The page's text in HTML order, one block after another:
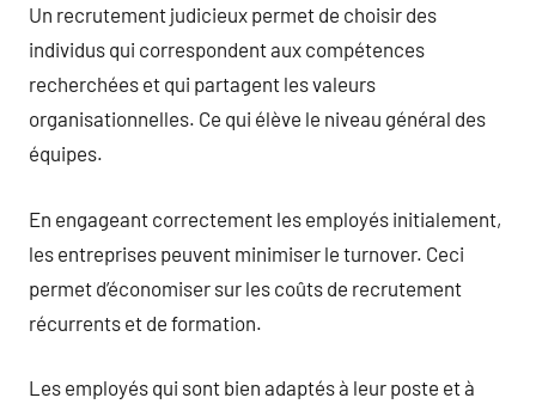
Un recrutement judicieux permet de choisir des
individus qui correspondent aux compétences
recherchées et qui partagent les valeurs
organisationnelles. Ce qui élève le niveau général des
équipes.
En engageant correctement les employés initialement,
les entreprises peuvent minimiser le turnover. Ceci
permet d’économiser sur les coûts de recrutement
récurrents et de formation.
Les employés qui sont bien adaptés à leur poste et à